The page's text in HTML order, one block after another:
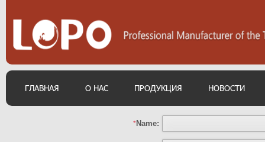
ГЛАВНАЯ О НАС ПРОДУКЦИЯ НОВОСТИ
*Name: